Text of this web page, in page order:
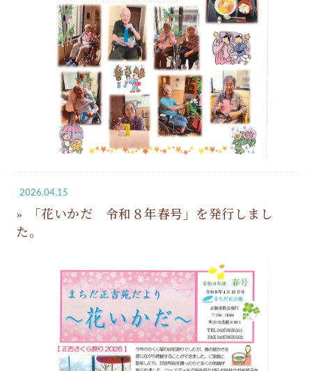
2026.04.15
「花いかだ 令和８年春号」を発行しまし
た。